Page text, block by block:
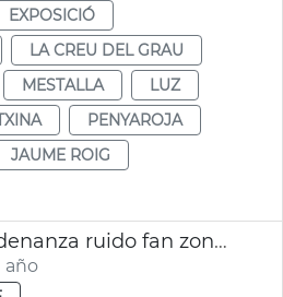
EXPOSICIÓ
LA CREU DEL GRAU
MESTALLA
LUZ
PENYAROJA
JAUME ROIG
Modificación ordenanza ruido fan zone València
año